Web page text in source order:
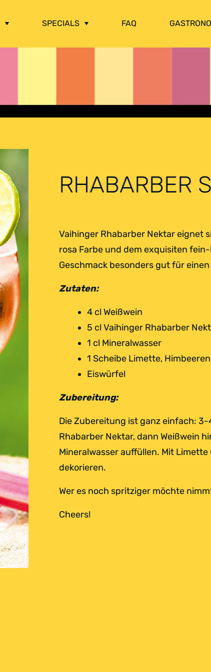
SPECIALS FAQ
RHABARBER
Vaihinger Rhabarber Nektar eignet
rosa Farbe und dem exquisiten
Geschmack besonders gut für
Zutaten:
4 cl Weißwein
5 cl Vaihinger Rhabarber
1 cl Mineralwasser
1 Scheibe Limette,
Eiswürfel
Zubereitung:
Die Zubereitung ist ganz einfach: 3-
Rhabarber Nektar, dann Weißwein
Mineralwasser auffüllen. Mit
dekorieren.
Wer es noch spritziger möchte
Cheers!